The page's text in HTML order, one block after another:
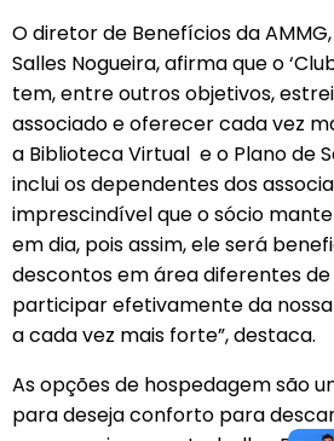
O diretor de Benefícios da
Salles Nogueira, afirma que o
tem, entre outros objetivos,
associado e oferecer cada vez
a Biblioteca Virtual e o Plano de
inclui os dependentes dos
imprescindível que o sócio
em dia, pois assim, ele será
descontos em área diferentes
participar efetivamente da
a cada vez mais forte”, destaca.
As opções de hospedagem são
para deseja conforto para